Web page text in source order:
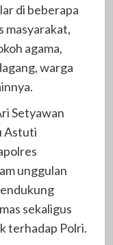
di beberapa
masyarakat,
agama,
warga
Setyawan
Astuti
unggulan
sekaligus
terhadap Polri.